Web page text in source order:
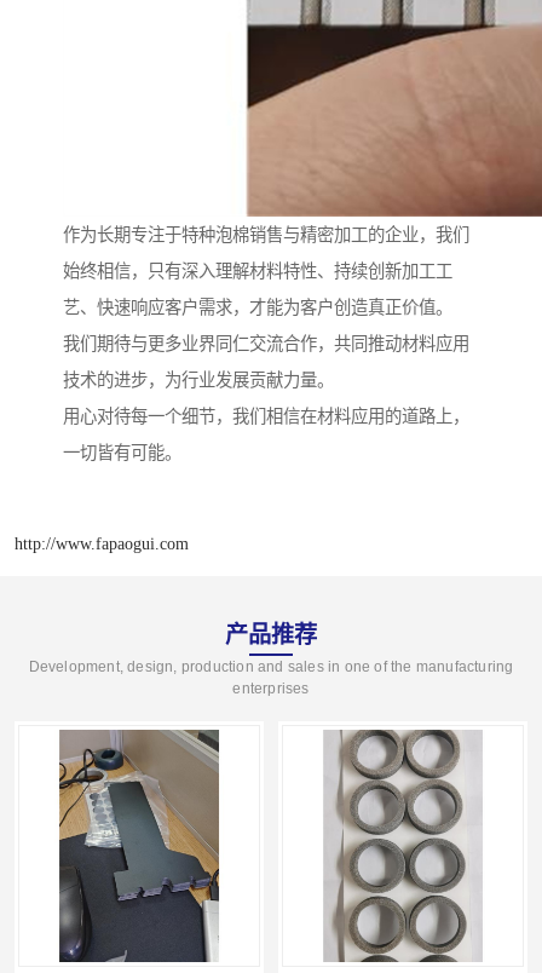
作为长期专注于特种泡棉销售与精密加工的企业，我们
始终相信，只有深入理解材料特性、持续创新加工工
艺、快速响应客户需求，才能为客户创造真正价值。
我们期待与更多业界同仁交流合作，共同推动材料应用
技术的进步，为行业发展贡献力量。
用心对待每一个细节，我们相信在材料应用的道路上，
一切皆有可能。
http://www.fapaogui.com
产品推荐
Development, design, production and sales in one of the manufacturing
enterprises